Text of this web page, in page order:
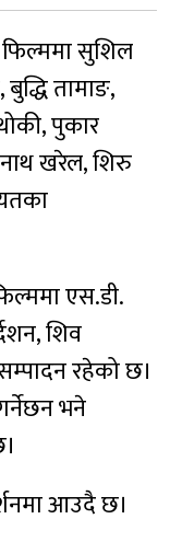
सुशिल
बुद्धि तामाङ,
पुकार
खरेल, शिरु
एस.डी.
शिव
रहेको छ।
भने
आउदै छ।